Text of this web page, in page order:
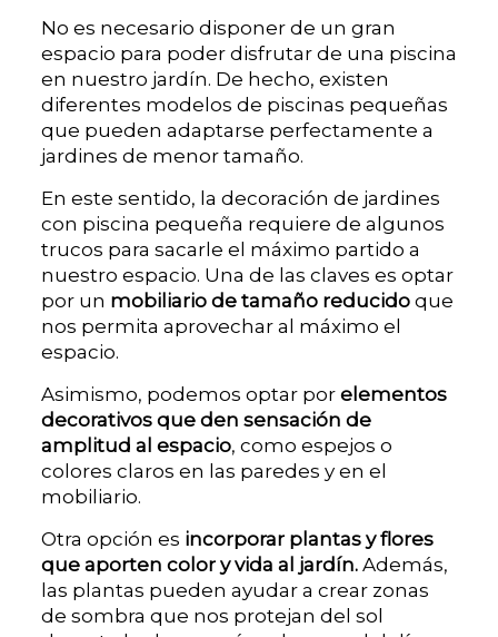
No es necesario disponer de un gran
espacio para poder disfrutar de una piscina
en nuestro jardín. De hecho, existen
diferentes modelos de piscinas pequeñas
que pueden adaptarse perfectamente a
jardines de menor tamaño.
En este sentido, la decoración de jardines
con piscina pequeña requiere de algunos
trucos para sacarle el máximo partido a
nuestro espacio. Una de las claves es optar
por un mobiliario de tamaño reducidoque
nos permita aprovechar al máximo el
espacio.
Asimismo, podemos optar por elementos
decorativos que den sensación de
amplitud al espacio, como espejos o
colores claros en las paredes y en el
mobiliario.
Otra opción es incorporar plantas y flores
que aporten color y vida al jardín.Además,
las plantas pueden ayudar a crear zonas
de sombra que nos protejan del sol